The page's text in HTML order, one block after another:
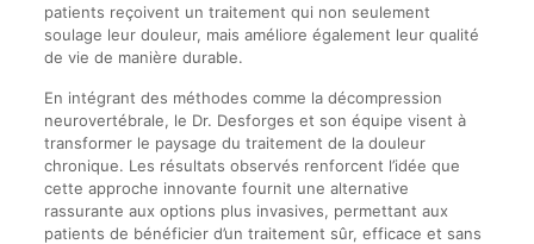
patients reçoivent un traitement qui non seulement
soulage leur douleur, mais améliore également leur qualité
de vie de manière durable.
En intégrant des méthodes comme la décompression
neurovertébrale, le Dr. Desforges et son équipe visent à
transformer le paysage du traitement de la douleur
chronique. Les résultats observés renforcent l’idée que
cette approche innovante fournit une alternative
rassurante aux options plus invasives, permettant aux
patients de bénéficier d’un traitement sûr, efficace et sans